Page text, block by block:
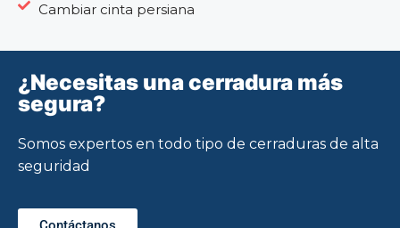
Cambiar cinta persiana
¿Necesitas una cerradura más
segura?
Somos expertos en todo tipo de cerraduras de alta
seguridad